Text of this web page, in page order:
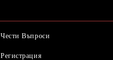
Чести Въпроси
Регистрация